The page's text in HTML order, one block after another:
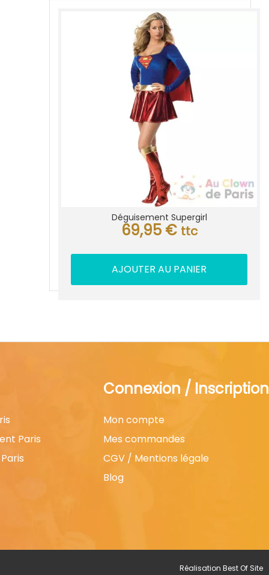
Déguisement Supergirl
69,95 € ttc
AJOUTER AU PANIER
Paris
Connexion / Inscription
Mon compte
Mes commandes
CGV / Mentions légale
Blog
Réalisation Best Of Site